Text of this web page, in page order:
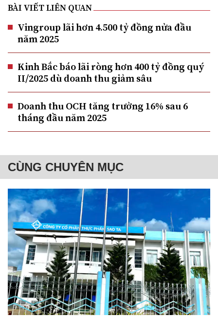
BÀI VIẾT LIÊN QUAN
Vingroup lãi hơn 4.500 tỷ đồng nửa đầu
năm 2025
Kinh Bắc báo lãi ròng hơn 400 tỷ đồng quý
II/2025 dù doanh thu giảm sâu
Doanh thu OCH tăng trưởng 16% sau 6
tháng đầu năm 2025
CÙNG CHUYÊN MỤC